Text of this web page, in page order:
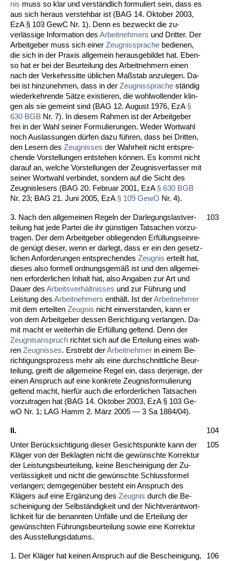
nis muss so klar und verständ­lich for­mu­liert sein, dass es
aus sich her­aus ver­steh­bar ist (BAG 14. Ok­to­ber 2003,
EzA § 103 GewC Nr. 1). Denn es be­zweckt die zu­
verlässi­ge In­for­ma­ti­on des Ar­beit­neh­mers und Drit­ter. Der
Ar­beit­ge­ber muss sich ei­ner Zeug­nis­spra­che be­die­nen,
die sich in der Pra­xis all­ge­mein her­aus­ge­bil­det hat. Eben­
so hat er bei der Be­ur­tei­lung des Ar­beit­neh­mern ei­nen
nach der Ver­kehrs­sit­te übli­chen Maßstab an­zu­le­gen. Da­
bei ist hin­zu­neh­men, dass in der Zeug­nis­spra­che ständig
wie­der­keh­ren­de Sätze exis­tie­ren, die wohl­wol­len­der klin­
gen als sie ge­meint sind (BAG 12. Au­gust 1976, EzA §
630 BGB Nr. 7). In die­sem Rah­men ist der Ar­beit­ge­ber
frei in der Wahl sei­ner For­mu­lie­run­gen. We­der Wort­wahl
noch Aus­las­sun­gen dürfen da­zu führen, dass bei Drit­ten,
den Le­sern des Zeug­nis­ses der Wahr­heit nicht ent­spre­
chen­de Vor­stel­lun­gen ent­ste­hen können. Es kommt nicht
dar­auf an, wel­che Vor­stel­lun­gen der Zeug­nis­ver­fas­ser mit
sei­ner Wort­wahl ver­bin­det, son­dern auf die Sicht des
Zeug­nis­le­sers (BAG 20. Fe­bru­ar 2001, EzA § 630 BGB
Nr. 23; BAG 21. Ju­ni 2005, EzA § 109 Ge­wO Nr. 4).
3. Nach den all­ge­mei­nen Re­geln der Dar­le­gungs­last­ver­
tei­lung hat je­de Par­tei die ihr güns­ti­gen Tat­sa­chen vor­zu­
tra­gen. Der dem Ar­beit­ge­ber ob­lie­gen­den Erfüllungs­ein­re­
de genügt die­ser, wenn er dar­legt, dass er ein den ge­setz­
li­chen An­for­de­run­gen ent­spre­chen­des Zeug­nis er­teilt hat,
die­ses al­so for­mell ord­nungs­gemäß ist und den all­ge­mei­
nen er­for­der­li­chen In­halt hat, al­so An­ga­ben zur Art und
Dau­er des Ar­beits­verhält­nis­ses und zur Führung und
Leis­tung des Ar­beit­neh­mers enthält. Ist derAr­beit­neh­mer
mit dem er­teil­ten Zeug­nis nicht ein­ver­stan­den, kann er
von dem Ar­beit­ge­ber des­sen Be­rich­ti­gung ver­lan­gen. Da­
mit macht er wei­ter­hin die Erfüllung gel­tend. Denn der
Zeug­nis­an­spruch rich­tet sich auf die Er­tei­lung ei­nes wah­
ren Zeug­nis­ses. Er­strebt derAr­beit­neh­mer in ei­nem Be­
rich­ti­gungs­pro­zess mehr als ei­ne durch­schnitt­li­che Be­ur­
tei­lung, greift die all­ge­mei­ne Re­gel ein, dass der­je­ni­ge, der
ei­nen An­spruch auf ei­ne kon­kre­te Zeug­nis­for­mu­lie­rung
gel­tend macht, hierfür auch die er­for­der­li­chen Tat­sa­chen
vor­zu­tra­gen hat (BAG 14. Ok­to­ber 2003, EzA § 103 Ge­
wO Nr. 1; LAG Hamm 2. März 2005 — 3 Sa 1884/04).
103
II.
104
Un­ter Berück­sich­ti­gung die­ser Ge­sichts­punk­te kann der
Kläger von der Be­klag­ten nicht die gewünsch­te Kor­rek­tur
der Leis­tungs­be­ur­tei­lung, kei­ne Be­schei­ni­gung der Zu­
verlässig­keit und nicht die gewünsch­te Schluss­for­mel
ver­lan­gen; dem­ge­genüber be­steht ein An­spruch des
Klägers auf ei­ne Ergänzung des Zeug­nis durch die Be­
schei­ni­gung der Selbständig­keit und der Nicht­ver­ant­wort­
lich­keit für die be­nann­ten Unfälle und die Er­tei­lung der
gewünsch­ten Führungs­be­ur­tei­lung so­wie ei­ne Kor­rek­tur
des Aus­stel­lungs­da­tums.
105
1. Der Kläger hat kei­nen An­spruch auf die Be­schei­ni­gung,
106